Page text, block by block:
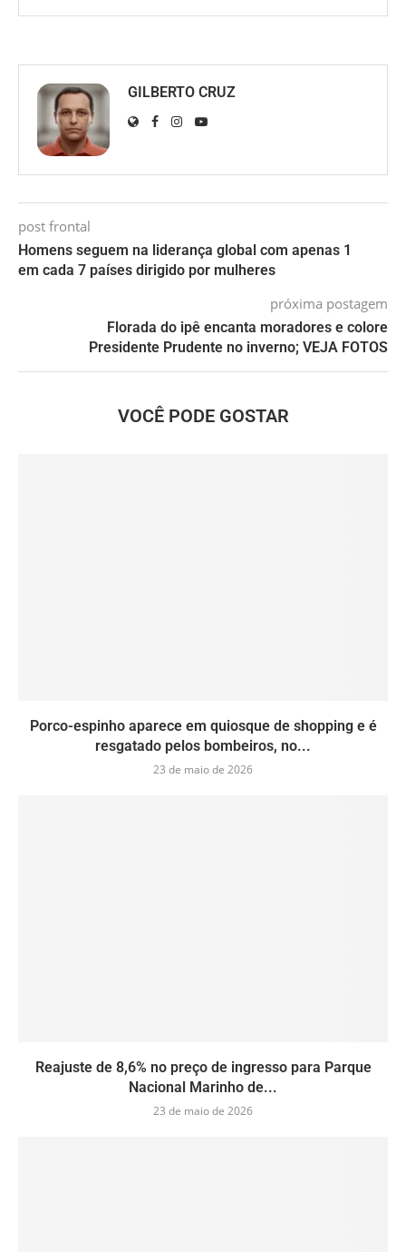
GILBERTO CRUZ
post frontal
Homens seguem na liderança global com apenas 1
em cada 7 países dirigido por mulheres
próxima postagem
Florada do ipê encanta moradores e colore
Presidente Prudente no inverno; VEJA FOTOS
VOCÊ PODE GOSTAR
Porco-espinho aparece em quiosque de shopping e é
resgatado pelos bombeiros, no...
23 de maio de 2026
Reajuste de 8,6% no preço de ingresso para Parque
Nacional Marinho de...
23 de maio de 2026